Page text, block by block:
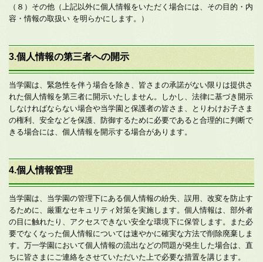
（８）その他（上記以外に個人情報をいただく場合には、その目的・内
容・情報の取扱い を明らかにします。）
3.個人情報の第三者への開示
当学園は、緊急性を伴う場合を除き、皆さまの承諾がない限りは提供さ
れた個人情報を第三者に開示いたしません。しかし、法律に基づき開示
しなければならない場合や当学園と保護者の皆さま、とりわけお子さま
の権利、安全などを保護、防御するために必要であると合理的に判断で
きる場合には、個人情報を開示する場合があります。
4.個人情報管理
当学園は、当学園の管理下にある個人情報の紛失、誤用、改変を防止す
るために、厳重なセキュリティ対策を実施します。個人情報は、部外者
の目に触れたり、アクセスできない安全な環境下に保管します。また必
要でなくなった個人情報については速やかに確実な方法で削除廃棄しま
す。万一学園において個人情報の流出などの問題が発生した場合は、直
ちに皆さまにご連絡をさせていただいた上で必要な措置を講じます。